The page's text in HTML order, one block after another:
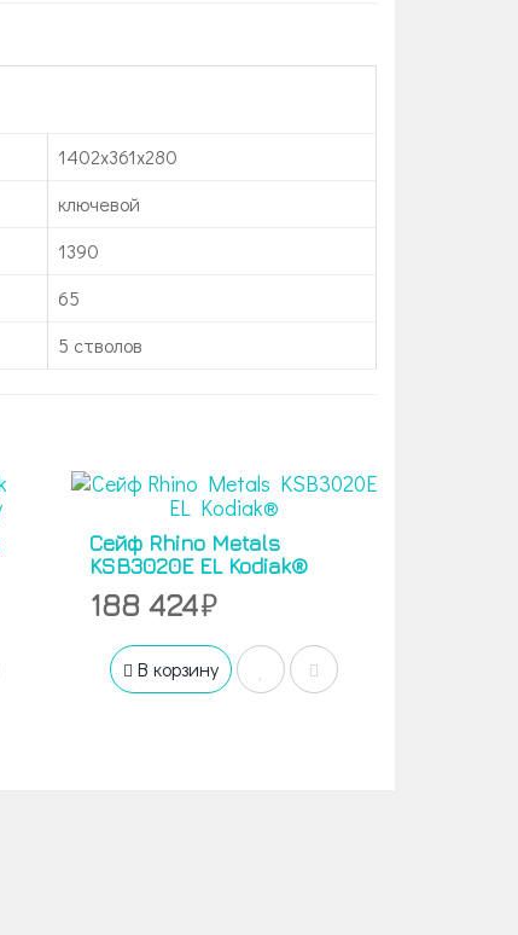
1402х361х280
ключевой
1390
65
5 стволов
Cейф Rhino Metals
KSB3020E EL Kodiak®
188 424
В корзину